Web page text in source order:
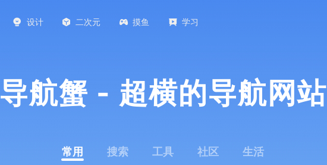
设计 二次元 摸鱼 学习
导航蟹 - 超横的导航网站
常用 搜索 工具 社区 生活